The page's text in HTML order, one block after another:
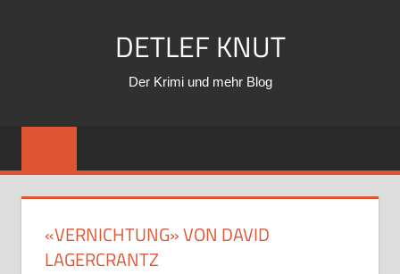
DETLEF KNUT
Der Krimi und mehr Blog
«VERNICHTUNG» VON DAVID
LAGERCRANTZ